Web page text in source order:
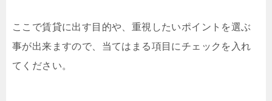
ここで賃貸に出す目的や、重視したいポイントを選ぶ
事が出来ますので、当てはまる項目にチェックを入れ
てください。